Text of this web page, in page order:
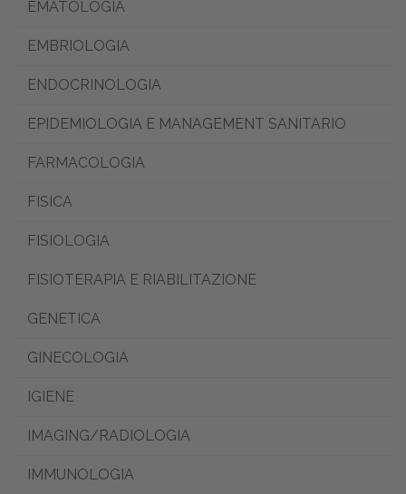
EMATOLOGIA
EMBRIOLOGIA
ENDOCRINOLOGIA
EPIDEMIOLOGIA E MANAGEMENT SANITARIO
FARMACOLOGIA
FISICA
FISIOLOGIA
FISIOTERAPIA E RIABILITAZIONE
GENETICA
GINECOLOGIA
IGIENE
IMAGING/RADIOLOGIA
IMMUNOLOGIA